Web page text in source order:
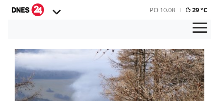
PO 10.08 29 °C